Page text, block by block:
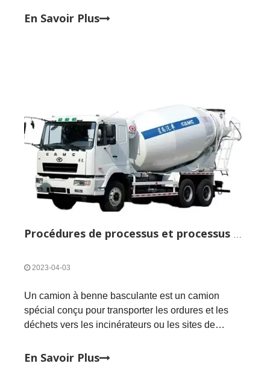
de l'environnement.L'expression 'la protection de
marché.Comment choisir un camion à benne
basculante 8x4 avec des performances à coût élevé
et une excellente qualité, nous devons avoir une
compréhension complète du camion à benne
basculante.Aujourd'hui, CAMC International
Trading Co., Ltd. expliquera brièvement comment
choisir un camion à benne basculante.
En Savoir Plus
Procédures de processus et processus de traitement antirouille des camions à benne basculante
2023-04-03
Un camion à benne basculante est un camion
spécial conçu pour transporter les ordures et les
déchets vers les incinérateurs ou les sites de
généralement les déchets le long de la rue ou d'une
En Savoir Plus